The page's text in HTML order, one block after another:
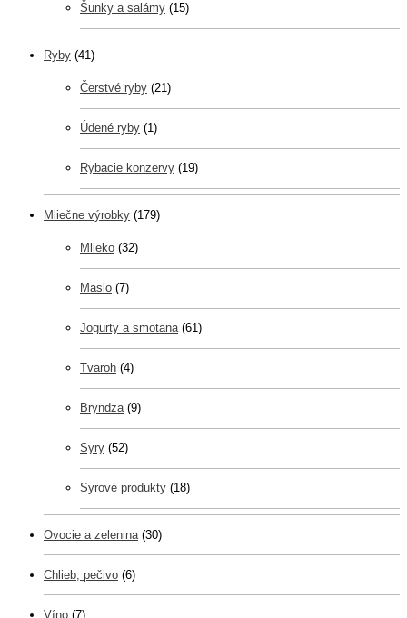
Šunky a salámy (15)
Ryby (41)
Čerstvé ryby (21)
Údené ryby (1)
Rybacie konzervy (19)
Mliečne výrobky (179)
Mlieko (32)
Maslo (7)
Jogurty a smotana (61)
Tvaroh (4)
Bryndza (9)
Syry (52)
Syrové produkty (18)
Ovocie a zelenina (30)
Chlieb, pečivo (6)
Víno (7)